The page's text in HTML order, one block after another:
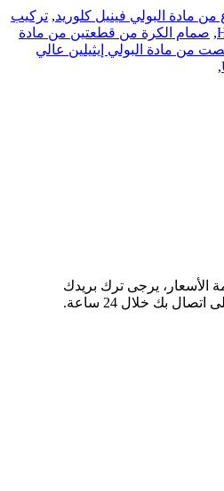
مادة البولي فينيل كلوريد, تركيب
, صمام الكرة من قطعتين من مادة
من مادة البولي إيثيلين عالي
,
الأسعار، يرجى ترك بريدك
بك خلال 24 ساعة.